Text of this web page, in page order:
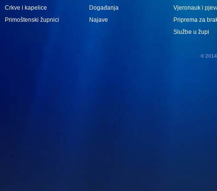
Crkve i kapelice
Primoštenski župnici
Događanja
Najave
Vjeronauk i
Priprema za
Službe u župi
© 2014